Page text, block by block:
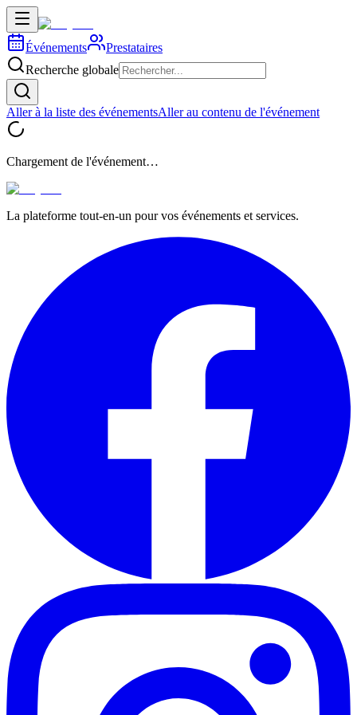
Événements
Prestataires
Recherche globale
Aller à la liste des événementsAller au contenu de l'événement
Chargement de l'événement…
La plateforme tout-en-un pour vos événements et services.